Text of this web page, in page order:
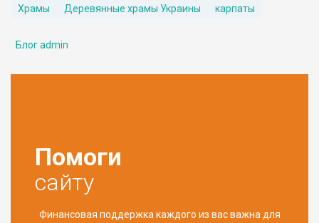
Храмы Деревянные храмы Украины карпаты
Блог admin
Помоги
сайту
Финансовая поддержка каждого из вас важна для